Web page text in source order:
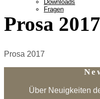
Downloads
Fragen
Prosa 2017
Prosa 2017
Über Neuigkeiten